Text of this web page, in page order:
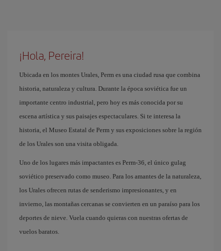
¡Hola, Pereira!
Ubicada en los montes Urales, Perm es una ciudad rusa que combina
historia, naturaleza y cultura. Durante la época soviética fue un
importante centro industrial, pero hoy es más conocida por su
escena artística y sus paisajes espectaculares. Si te interesa la
historia, el Museo Estatal de Perm y sus exposiciones sobre la región
de los Urales son una visita obligada.
Uno de los lugares más impactantes es Perm-36, el único gulag
soviético preservado como museo. Para los amantes de la naturaleza,
los Urales ofrecen rutas de senderismo impresionantes, y en
invierno, las montañas cercanas se convierten en un paraíso para los
deportes de nieve. Vuela cuando quieras con nuestras ofertas de
vuelos baratos.